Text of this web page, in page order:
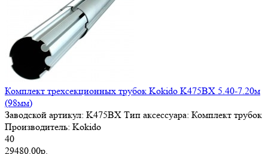
Комплект трехсекционных трубок Kokido K475BX 5.40-7.20м
(98мм)
Заводской артикул: K475BX Тип аксессуара: Комплект трубок
Производитель: Kokido
40
29480.00р.